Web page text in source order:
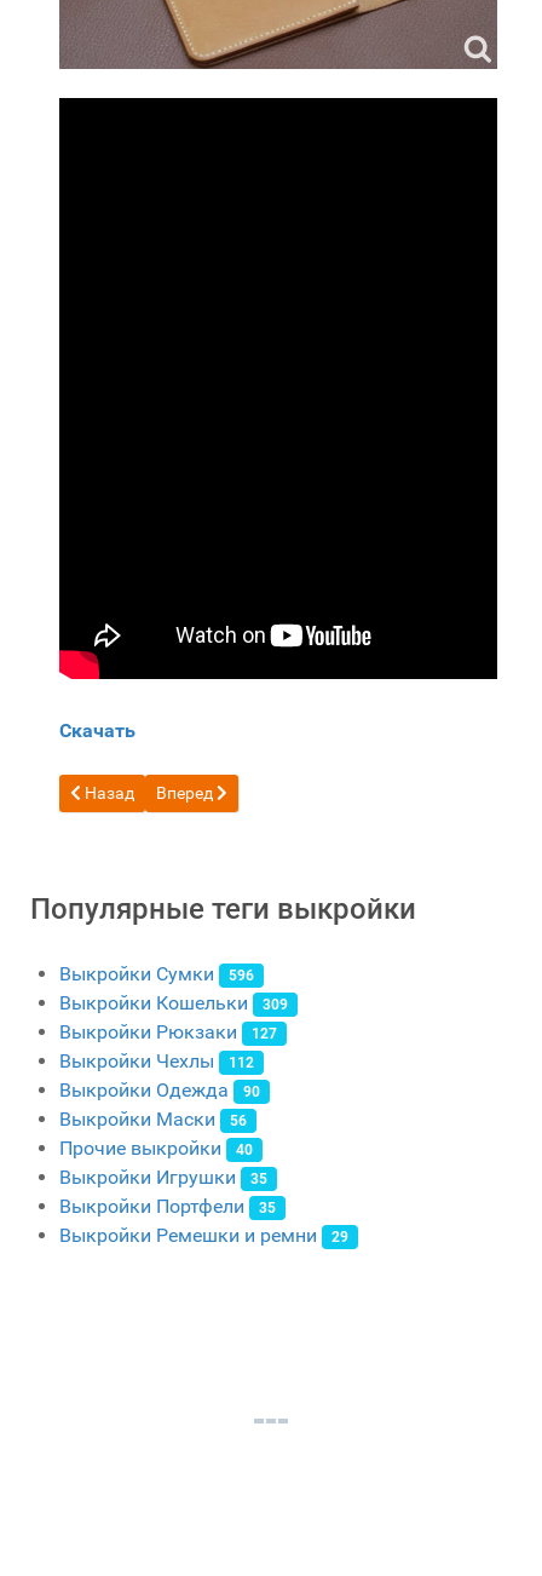
Скачать
Предыдущий: Бесплатная выкройка Оранжевый
Назад Следующий: Бесплатная выкройка кошелек с
Вперед
Популярные теги выкройки
Выкройки Сумки 596
Выкройки Кошельки 309
Выкройки Рюкзаки 127
Выкройки Чехлы 112
Выкройки Одежда 90
Выкройки Маски 56
Прочие выкройки 40
Выкройки Игрушки 35
Выкройки Портфели 35
Выкройки Ремешки и ремни 29